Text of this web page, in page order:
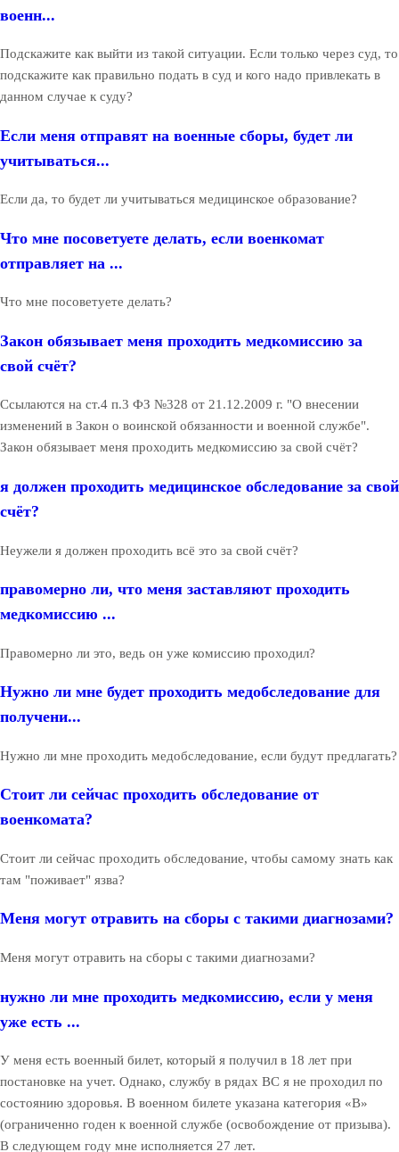
военн...
Подскажите как выйти из такой ситуации. Если только через суд, то
подскажите как правильно подать в суд и кого надо привлекать в
данном случае к суду?
Если меня отправят на военные сборы, будет ли
учитываться...
Если да, то будет ли учитываться медицинское образование?
Что мне посоветуете делать, если военкомат
отправляет на ...
Что мне посоветуете делать?
Закон обязывает меня проходить медкомиссию за
свой счёт?
Ссылаются на ст.4 п.3 ФЗ №328 от 21.12.2009 г. "О внесении
изменений в Закон о воинской обязанности и военной службе".
Закон обязывает меня проходить медкомиссию за свой счёт?
я должен проходить медицинское обследование за свой
счёт?
Неужели я должен проходить всё это за свой счёт?
правомерно ли, что меня заставляют проходить
медкомиссию ...
Правомерно ли это, ведь он уже комиссию проходил?
Нужно ли мне будет проходить медобследование для
получени...
Нужно ли мне проходить медобследование, если будут предлагать?
Стоит ли сейчас проходить обследование от
военкомата?
Стоит ли сейчас проходить обследование, чтобы самому знать как
там "поживает" язва?
Меня могут отравить на сборы с такими диагнозами?
Меня могут отравить на сборы с такими диагнозами?
нужно ли мне проходить медкомиссию, если у меня
уже есть ...
У меня есть военный билет, который я получил в 18 лет при
постановке на учет. Однако, службу в рядах ВС я не проходил по
состоянию здоровья. В военном билете указана категория «В»
(ограниченно годен к военной службе (освобождение от призыва).
В следующем году мне исполняется 27 лет.